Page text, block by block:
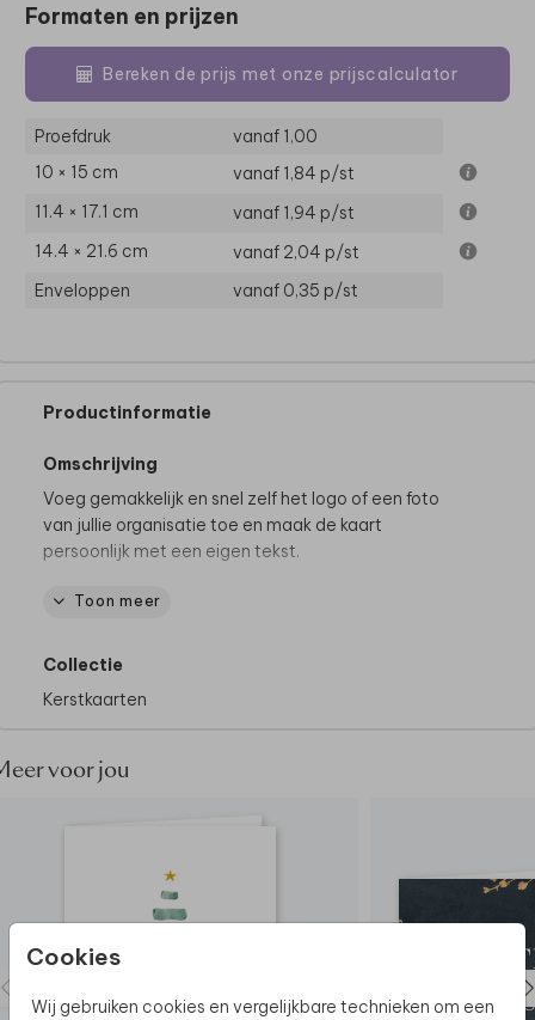
Cookies
Wij gebruiken cookies en vergelijkbare technieken om een
Formaten en prijzen
Bereken de prijs met onze prijscalculator
Proefdruk
vanaf 1,00
10 × 15 cm
vanaf 1,84 p/st
11.4 × 17.1 cm
vanaf 1,94 p/st
14.4 × 21.6 cm
vanaf 2,04 p/st
Enveloppen
vanaf 0,35 p/st
Productinformatie
Omschrijving
Voeg gemakkelijk en snel zelf het logo of een foto
van jullie organisatie toe en maak de kaart
persoonlijk met een eigen tekst.
Altijd een factuur achteraf beschikbaar. Liever
op.
Toon meer
Collectie
Kerstkaarten
voor jou